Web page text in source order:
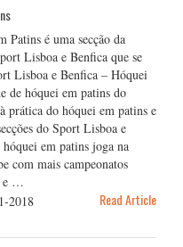
Patins é uma secção da
Lisboa e Benfica que se
Lisboa e Benfica – Hóquei
de hóquei em patins do
prática do hóquei em patins e
do Sport Lisboa e
em patins joga na
com mais campeonatos
e …
2018 Read Article